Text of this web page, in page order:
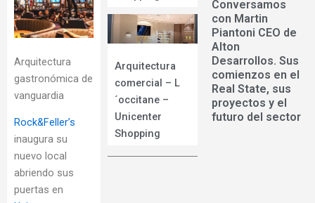
Arquitectura
gastronómica de
vanguardia
Rock&Feller’s
inaugura su
nuevo local
abriendo sus
puertas en
Arquitectura
comercial – L
´occitane –
Unicenter
Shopping
Conversamos
con Martin
Piantoni CEO de
Alton
Desarrollos. Sus
comienzos en el
Real State, sus
proyectos y el
futuro del sector